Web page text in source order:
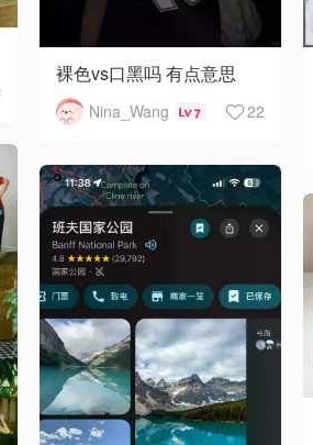
裸色vs口黑吗 有点意思
Nina_Wang 7 22